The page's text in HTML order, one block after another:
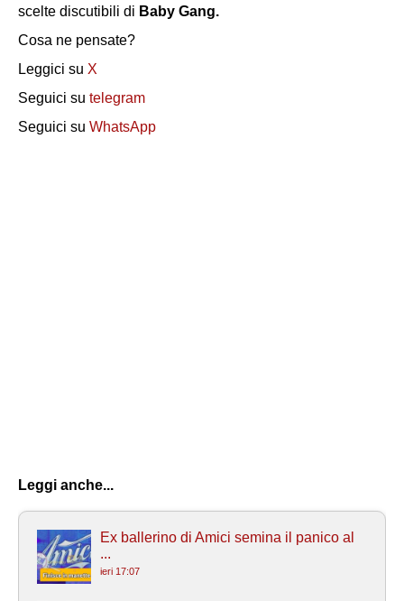
scelte discutibili di Baby Gang.
Cosa ne pensate?
Leggici su X
Seguici su telegram
Seguici su WhatsApp
Leggi anche...
Ex ballerino di Amici semina il panico al
...
ieri 17:07